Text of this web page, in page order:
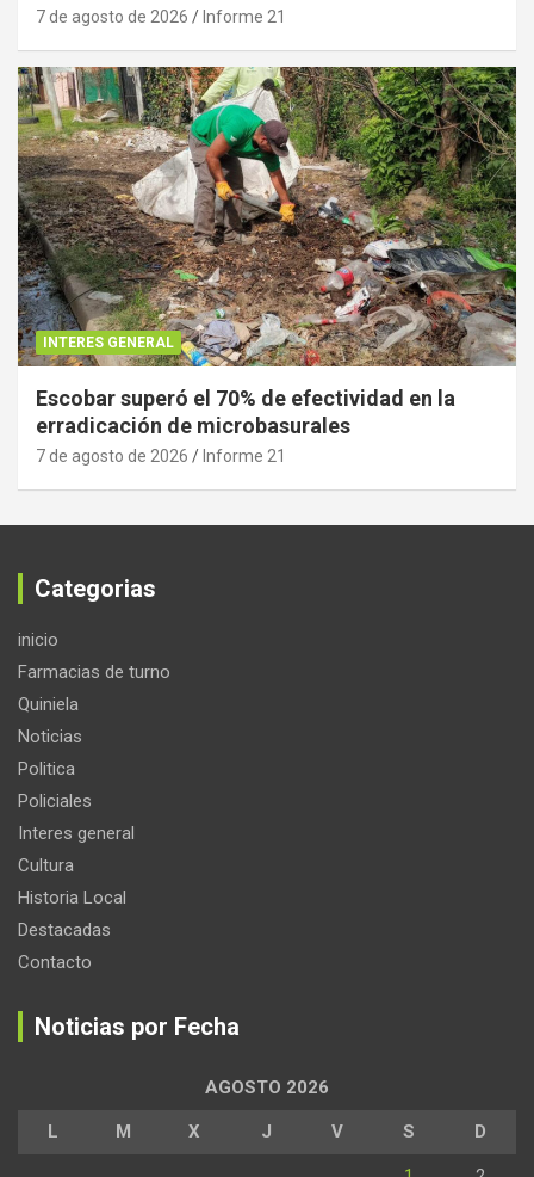
7 de agosto de 2026 Informe 21
INTERES GENERAL
Escobar superó el 70% de efectividad en la
erradicación de microbasurales
7 de agosto de 2026 Informe 21
Categorias
inicio
Farmacias de turno
Quiniela
Noticias
Politica
Policiales
Interes general
Cultura
Historia Local
Destacadas
Contacto
Noticias por Fecha
AGOSTO 2026
L M X J V S D